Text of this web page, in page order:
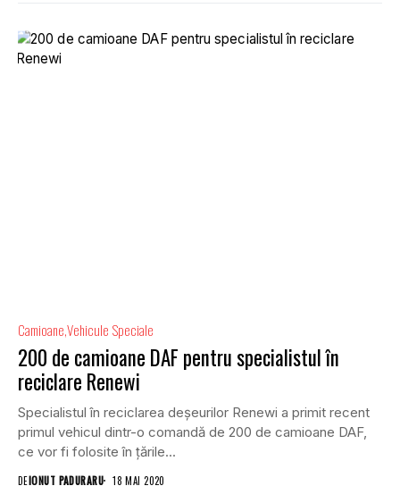
CamioaneVehicule Speciale
200 de camioane DAF pentru specialistul în
reciclare Renewi
Specialistul în reciclarea deșeurilor Renewi a primit recent
primul vehicul dintr-o comandă de 200 de camioane DAF,
ce vor fi folosite în țările...
DEIONUT PADURARU 18 MAI 2020